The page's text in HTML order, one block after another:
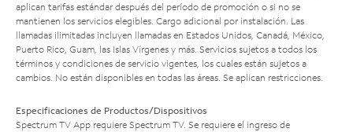
aplican tarifas estándar después del período de promoción o si no se
mantienen los servicios elegibles. Cargo adicional por instalación. Las
llamadas ilimitadas incluyen llamadas en Estados Unidos, Canadá, México,
Puerto Rico, Guam, las Islas Vírgenes y más. Servicios sujetos a todos los
términos y condiciones de servicio vigentes, los cuales están sujetos a
cambios. No están disponibles en todas las áreas. Se aplican restricciones.
Especificaciones de Productos/Dispositivos
Spectrum TV App requiere Spectrum TV. Se requiere el ingreso de